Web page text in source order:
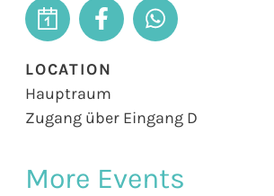
LOCATION
Hauptraum
Zugang über Eingang D
More Events